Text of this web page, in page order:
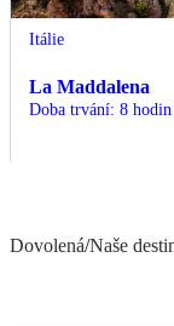
Itálie
La Maddalena
Doba trvání: 8 hodin
Dovolená/Naše